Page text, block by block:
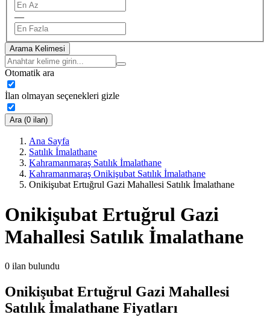
—
Arama Kelimesi
Otomatik ara
İlan olmayan seçenekleri gizle
Ara (0 ilan)
Ana Sayfa
Satılık İmalathane
Kahramanmaraş Satılık İmalathane
Kahramanmaraş Onikişubat Satılık İmalathane
Onikişubat Ertuğrul Gazi Mahallesi Satılık İmalathane
Onikişubat Ertuğrul Gazi
Mahallesi Satılık İmalathane
0 ilan bulundu
Onikişubat Ertuğrul Gazi Mahallesi
Satılık İmalathane Fiyatları